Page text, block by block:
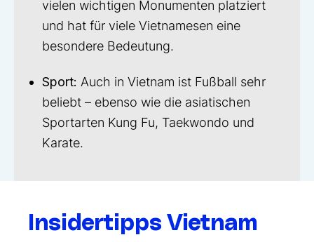
vielen wichtigen Monumenten platziert
und hat für viele Vietnamesen eine
besondere Bedeutung.
Sport: Auch in Vietnam ist Fußball sehr
beliebt – ebenso wie die asiatischen
Sportarten Kung Fu, Taekwondo und
Karate.
Insidertipps Vietnam